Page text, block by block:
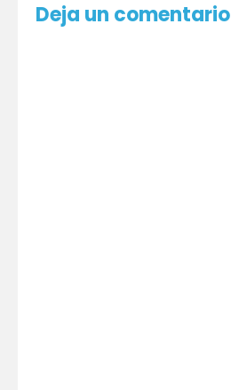
Deja un comentario